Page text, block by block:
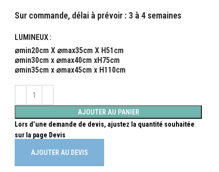
Sur commande, délai à prévoir : 3 à 4 semaines
LUMINEUX
⌀min20cm X ⌀max35cm X H51cm
⌀min30cm x ⌀max40cm xH75cm
⌀min35cm x ⌀max45cm x H110cm
AJOUTER AU PANIER
AJOUTER AU DEVIS